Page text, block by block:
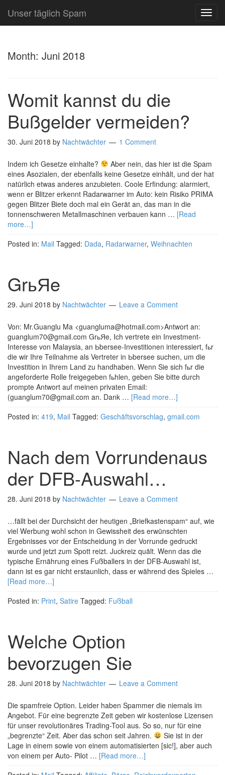
Unser täglich Spam
Month: Juni 2018
Womit kannst du die
Bußgelder vermeiden?
30. Juni 2018 by Nachtwächter 1 Comment
Indem ich Gesetze einhalte?
Aber nein, das hier ist die Spam
eines Asozialen, der ebenfalls keine Gesetze einhält, und der hat
natürlich etwas anderes anzubieten. Coole Erfindung: alarmiert,
wenn er Blitzer erkennt Radarwarner im Auto: kein Risiko PRIMA
gegen Blitzer Biete doch mal ein Gerät an, das man in die
tonnenschweren Metallmaschinen verbauen kann … [Read
more…]
Posted in: Mail Tagged: Dada, Radarwarner, Weihnachten
GrьЯe
29. Juni 2018 by Nachtwächter Leave a Comment
Von: Mr.Guanglu Ma <guangluma@hotmail.com>Antwort an:
guanglum70@gmail.com GrьЯe, Ich vertrete ein Investment-
Interesse von Malaysia, an Ьbersee-Investitionen interessiert, fьr
die wir Ihre Teilnahme als Vertreter in Ьbersee suchen, um die
Investition in Ihrem Land zu handhaben. Wenn Sie sich fьr die
angeforderte Rolle freigegeben fьhlen, geben Sie bitte durch
prompte Antwort auf meinen privaten Email:
(guanglum70@gmail.com an. Dank … [Read more…]
Posted in: 419, Mail Tagged: Geschäftsvorschlag, gmail.com
Nach dem Vorrundenaus
der DFB-Auswahl…
28. Juni 2018 by Nachtwächter Leave a Comment
…fällt bei der Durchsicht der heutigen „Briefkastenspam“ auf, wie
viel Werbung wohl schon in Gewissheit des erwünschten
Ergebnisses vor der Entscheidung in der Vorrunde gedruckt
wurde und jetzt zum Spott reizt. Juckreiz quält. Wenn das die
typische Ernährung eines Fußballers in der DFB-Auswahl ist,
dann ist es gar nicht erstaunlich, dass er während des Spieles …
[Read more…]
Posted in: Print, Satire Tagged: Fußball
Welche Option
bevorzugen Sie
28. Juni 2018 by Nachtwächter Leave a Comment
Die spamfreie Option. Leider haben Spammer die niemals im
Angebot. Für eine begrenzte Zeit geben wir kostenlose Lizensen
für unser revolutionäres Trading-Tool aus. So so, nur für eine
„begrenzte“ Zeit. Aber das schon seit Jahren.
Sie ist in der
Lage in einem sowie von einem automatisierten [sic!], aber auch
von einem per Auto- Pilot … [Read more…]